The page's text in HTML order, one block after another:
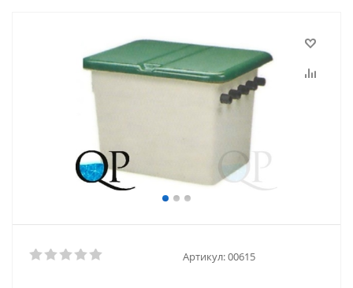
Артикул:00615